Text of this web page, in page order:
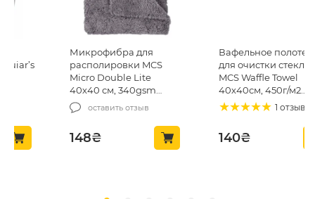
Микрофибра для
располировки MCS
Micro Double Lite
40х40 см, 340gsm
(MCS-03/1)
оставить отзыв
Вафельное полотенце
для очистки стекла
MCS Waffle Towel
40х40см, 450г/м2
1 отзыв